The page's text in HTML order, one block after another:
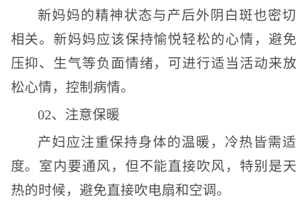
新妈妈的精神状态与产后外阴白斑也密切
相关。新妈妈应该保持愉悦轻松的心情，避免
压抑、生气等负面情绪，可进行适当活动来放
松心情，控制病情。
02、注意保暖
产妇应注重保持身体的温暖，冷热皆需适
度。室内要通风，但不能直接吹风，特别是天
热的时候，避免直接吹电扇和空调。